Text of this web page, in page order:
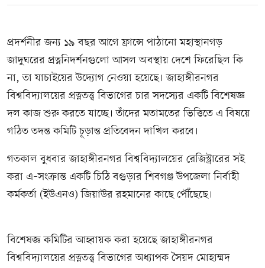
প্রদর্শনীর জন্য ১৯ বছর আগে ফ্রান্সে পাঠানো মহাস্থানগড়
জাদুঘরের প্রত্ননিদর্শনগুলো আসল অবস্থায় দেশে ফিরেছিল কি
না, তা যাচাইয়ের উদ্যোগ নেওয়া হয়েছে। জাহাঙ্গীরনগর
বিশ্ববিদ্যালয়ের প্রত্নতত্ত্ব বিভাগের চার সদস্যের একটি বিশেষজ্ঞ
দল কাজ শুরু করতে যাচ্ছে। তাঁদের মতামতের ভিত্তিতে এ বিষয়ে
গঠিত তদন্ত কমিটি চূড়ান্ত প্রতিবেদন দাখিল করবে।
গতকাল বুধবার জাহাঙ্গীরনগর বিশ্ববিদ্যালয়ের রেজিস্ট্রারের সই
করা এ–সংক্রান্ত একটি চিঠি বগুড়ার শিবগঞ্জ উপজেলা নির্বাহী
কর্মকর্তা (ইউএনও) জিয়াউর রহমানের কাছে পৌঁছেছে।
বিশেষজ্ঞ কমিটির আহ্বায়ক করা হয়েছে জাহাঙ্গীরনগর
বিশ্ববিদ্যালয়ের প্রত্নতত্ত্ব বিভাগের অধ্যাপক সৈয়দ মোহাম্মদ